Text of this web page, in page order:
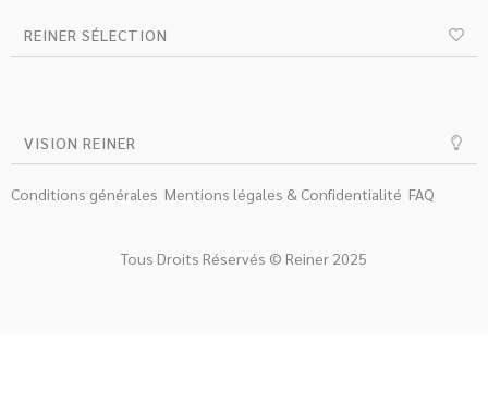
REINER SÉLECTION
VISION REINER
Conditions générales Mentions légales & Confidentialité FAQ
Tous Droits Réservés © Reiner 2025